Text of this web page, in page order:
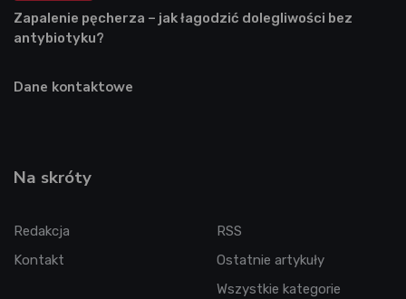
Zapalenie pęcherza – jak łagodzić dolegliwości bez
antybiotyku?
Dane kontaktowe
Na skróty
Redakcja
Kontakt
RSS
Ostatnie artykuły
Wszystkie kategorie